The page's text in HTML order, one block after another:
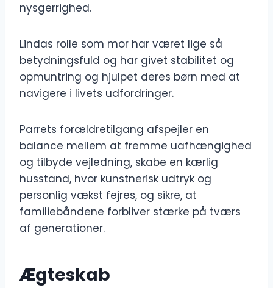
nysgerrighed.
Lindas rolle som mor har været lige så
betydningsfuld og har givet stabilitet og
opmuntring og hjulpet deres børn med at
navigere i livets udfordringer.
Parrets forældretilgang afspejler en
balance mellem at fremme uafhængighed
og tilbyde vejledning, skabe en kærlig
husstand, hvor kunstnerisk udtryk og
personlig vækst fejres, og sikre, at
familiebåndene forbliver stærke på tværs
af generationer.
Ægteskab